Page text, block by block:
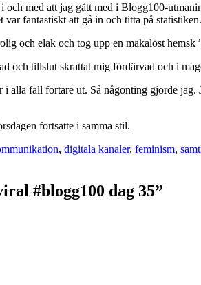
med att jag gått med i Blogg100-
var fantastiskt att gå in och titta på statistiken.
och elak och tog upp en makalöst hemsk
tillslut skrattat mig fördärvad och i
fall fortare ut. Så någonting gjorde jag.
fortsatte i samma stil.
, digitala kanaler, feminism,
#blogg100 dag 35”